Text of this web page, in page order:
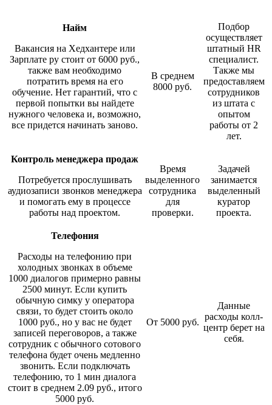
Найм
Вакансия на Хедхантере или
Зарплате ру стоит от 6000 руб.,
также вам необходимо
потратить время на его
обучение. Нет гарантий, что с
первой попытки вы найдете
нужного человека и, возможно,
все придется начинать заново.
В среднем
8000 руб.
Подбор
осуществляет
штатный HR
специалист.
Также мы
предоставляем
сотрудников
из штата с
опытом
работы от 2
лет.
Контроль менеджера продаж
Потребуется прослушивать
аудиозаписи звонков менеджера
и помогать ему в процессе
работы над проектом.
Время
выделенного
сотрудника
для
проверки.
Задачей
занимается
выделенный
куратор
проекта.
Телефония
Расходы на телефонию при
холодных звонках в объеме
1000 диалогов примерно равны
2500 минут. Если купить
обычную симку у оператора
связи, то будет стоить около
1000 руб., но у вас не будет
записей переговоров, а также
сотрудник с обычного сотового
телефона будет очень медленно
звонить. Если подключать
телефонию, то 1 мин диалога
стоит в среднем 2.09 руб., итого
5000 руб.
От 5000 руб.
Данные
расходы колл-
центр берет на
себя.